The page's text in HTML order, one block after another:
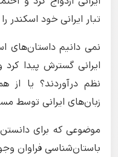
تبار ایرانی خود اسکندر
نمی دانیم داستان‌های
ایرانی گسترش پیدا
نظم درآوردند؟ یا از
زبان‌های ایرانی توسط
موضوعی که برای
باستان‌شناسی فراوان